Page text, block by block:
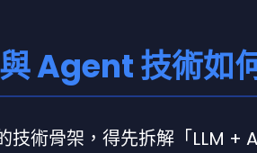
Agent 技術如
技術骨架，得先拆解「LLM